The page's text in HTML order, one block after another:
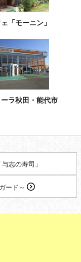
「モーニン」
ーラ秋田・能代市
志の寿司」
ード～